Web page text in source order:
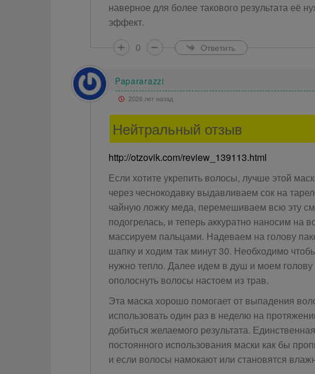
наверное для более такового результата её
эффект.
0
Ответить
Papararazzi
2026 лет назад
Нейтральный отзыв
http://otzovik.com/review_139113.html
Если хотите укрепить волосы, лучше этой
через чеснокодавку выдавливаем сок на
чайную ложку меда, перемешиваем всю эту
подогрелась, и теперь аккуратно наносим на
массируем пальцами. Надеваем на голову
шапку и ходим так минут 30. Необходимо
нужно тепло. Далее идем в душ и моем
ополоснуть волосы настоем из трав.
Эта маска хорошо помогает от выпадения
использовать один раз в неделю на
добиться желаемого результата.
постоянного использования маски как бы
и если волосы намокают или становятся